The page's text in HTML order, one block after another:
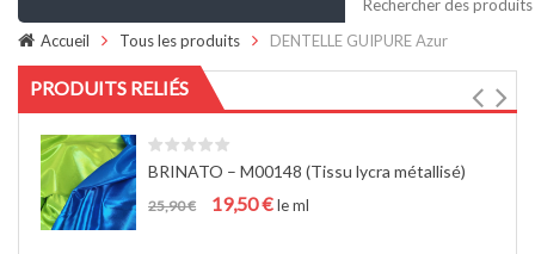
n
a
v
i
a
t
Accueil Tous les produits DENTELLE GUIPURE Azur
PRODUITS RELIÉS
BRINATO – M00148 (Tissu lycra métallisé)
25,90€
Le
19,50€Le
le ml